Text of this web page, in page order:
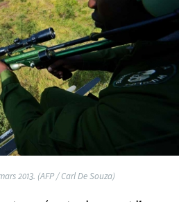
2013. (AFP / Carl De Souza)